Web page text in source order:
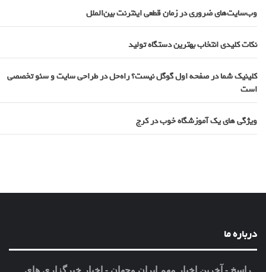
وب‌سایت‌های ضروری در زمان قطعی اینترنت بین‌الملل
نکات کلیدی انتخاب بهترین دستگاه تولید
کلینیک شما در صفحه اول گوگل نیست؟ راه‌حل در طراحی سایت و سئو تخصصی
است
ویژگی های یک آموزشگاه خوب در کرج
درباره ما
راسخ - آخرین اخبار مهم ایران وجهان - اخبار خبرگزاری های